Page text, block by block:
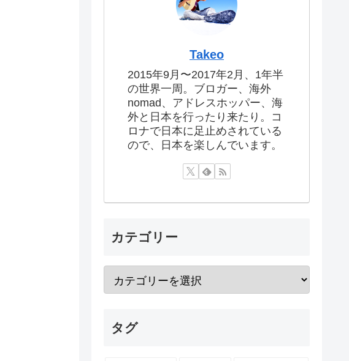
Takeo
2015年9月〜2017年2月、1年半
の世界一周。ブロガー、海外
nomad、アドレスホッパー、海
外と日本を行ったり来たり。コ
ロナで日本に足止めされている
ので、日本を楽しんでいます。
カテゴリー
タグ